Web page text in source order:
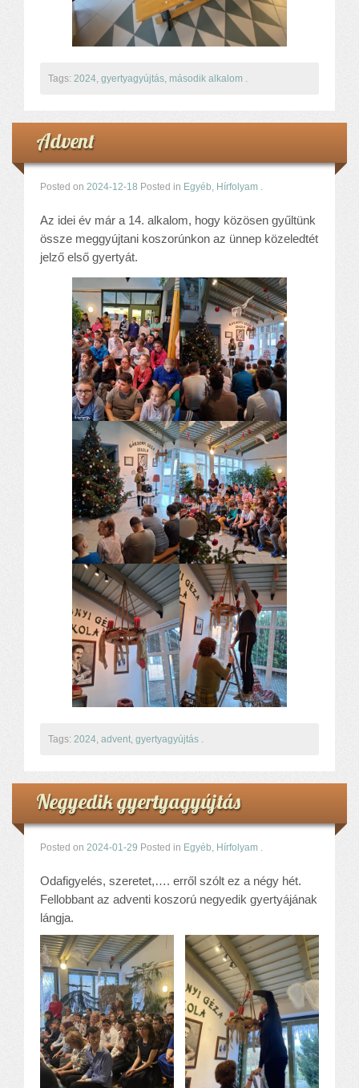
Tags: 2024, gyertyagyújtás, második alkalom .
Advent
Posted on 2024-12-18 Posted in Egyéb, Hírfolyam .
Az idei év már a 14. alkalom, hogy közösen gyűltünk
össze meggyújtani koszorúnkon az ünnep közeledtét
jelző első gyertyát.
Tags: 2024, advent, gyertyagyújtás .
Negyedik gyertyagyújtás
Posted on 2024-01-29 Posted in Egyéb, Hírfolyam .
Odafigyelés, szeretet,…. erről szólt ez a négy hét.
Fellobbant az adventi koszorú negyedik gyertyájának
lángja.